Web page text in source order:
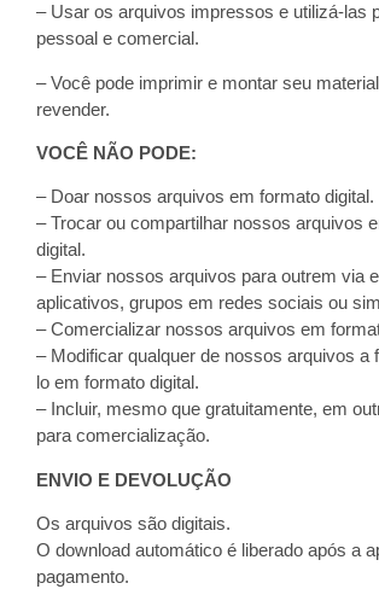
– Usar os arquivos impressos e utilizá-las
pessoal e comercial.
– Você pode imprimir e montar seu
revender.
VOCÊ NÃO PODE:
– Doar nossos arquivos em formato digital.
– Trocar ou compartilhar nossos arquivos
digital.
– Enviar nossos arquivos para outrem via
aplicativos, grupos em redes sociais ou
– Comercializar nossos arquivos em
– Modificar qualquer de nossos arquivos a
lo em formato digital.
– Incluir, mesmo que gratuitamente, em
para comercialização.
ENVIO E DEVOLUÇÃO
Os arquivos são digitais.
O download automático é liberado após a
pagamento.